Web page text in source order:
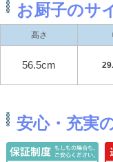
お厨子のサ
高さ
56.5cm
安心・充実